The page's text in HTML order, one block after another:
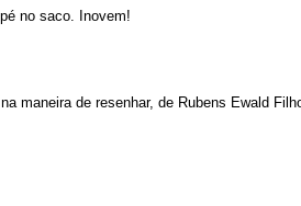
no saco. Inovem!
maneira de resenhar, de Rubens Ewald